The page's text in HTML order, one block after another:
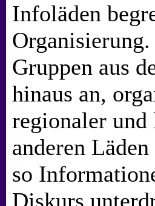
Infoläden
Gruppen aus
hinaus an,
regionaler und
anderen
so
Diskurs